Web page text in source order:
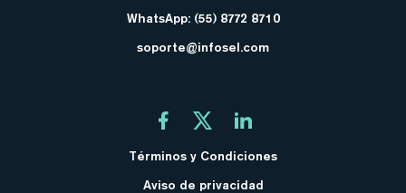
WhatsApp: (55) 8772 8710
soporte@infosel.com
Términos y Condiciones
Aviso de privacidad